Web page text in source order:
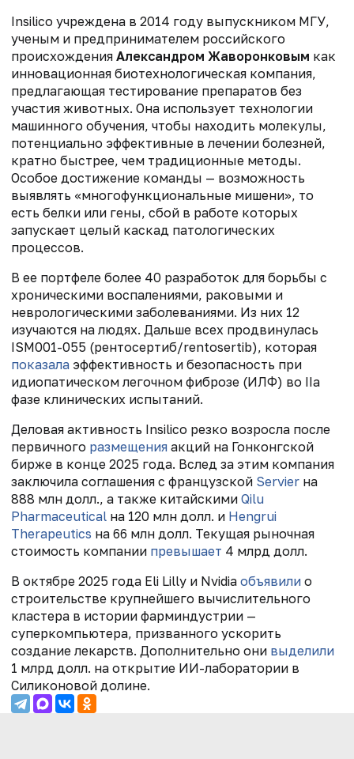
Insilico учреждена в 2014 году выпускником МГУ,
ученым и предпринимателем российского
происхождения Александром Жаворонковым как
инновационная биотехнологическая компания,
предлагающая тестирование препаратов без
участия животных. Она использует технологии
машинного обучения, чтобы находить молекулы,
потенциально эффективные в лечении болезней,
кратно быстрее, чем традиционные методы.
Особое достижение команды — возможность
выявлять «многофункциональные мишени», то
есть белки или гены, сбой в работе которых
запускает целый каскад патологических
процессов.
В ее портфеле более 40 разработок для борьбы с
хроническими воспалениями, раковыми и
неврологическими заболеваниями. Из них 12
изучаются на людях. Дальше всех продвинулась
ISM001-055 (рентосертиб/rentosertib), которая
показала эффективность и безопасность при
идиопатическом легочном фиброзе (ИЛФ) во IIa
фазе клинических испытаний.
Деловая активность Insilico резко возросла после
первичного размещения акций на Гонконгской
бирже в конце 2025 года. Вслед за этим компания
заключила соглашения с французской Servier на
888 млн долл., а также китайскими Qilu
Pharmaceutical на 120 млн долл. и Hengrui
Therapeutics на 66 млн долл. Текущая рыночная
стоимость компании превышает 4 млрд долл.
В октябре 2025 года Eli Lilly и Nvidia объявили о
строительстве крупнейшего вычислительного
кластера в истории фарминдустрии —
суперкомпьютера, призванного ускорить
создание лекарств. Дополнительно они выделили
1 млрд долл. на открытие ИИ-лаборатории в
Силиконовой долине.